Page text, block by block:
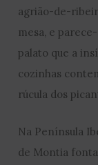
agrião-de-
mesa, e
palato que a
cozinhas
rúcula dos
Na Península
de Montia